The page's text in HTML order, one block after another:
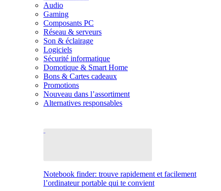
Audio
Gaming
Composants PC
Réseau & serveurs
Son & éclairage
Logiciels
Sécurité informatique
Domotique & Smart Home
Bons & Cartes cadeaux
Promotions
Nouveau dans l’assortiment
Alternatives responsables
Notebook finder: trouve rapidement et facilement
l’ordinateur portable qui te convient